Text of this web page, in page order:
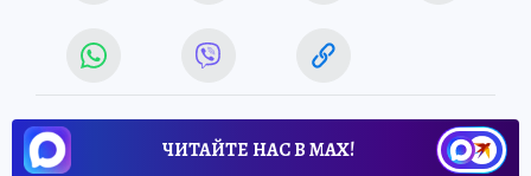
ЧИТАЙТЕ НАС В МАХ!